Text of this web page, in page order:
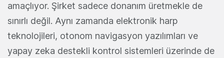
amaçlıyor. Şirket sadece donanım üretmekle de
sınırlı değil. Aynı zamanda elektronik harp
teknolojileri, otonom navigasyon yazılımları ve
yapay zeka destekli kontrol sistemleri üzerinde de